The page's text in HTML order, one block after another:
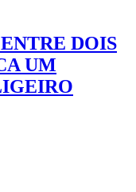
DOIS
UM